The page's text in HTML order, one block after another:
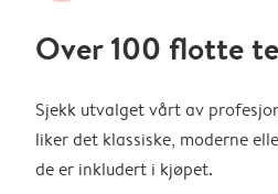
Over 100 flotte
Sjekk utvalget vårt av
liker det klassiske, moderne
de er inkludert i kjøpet.